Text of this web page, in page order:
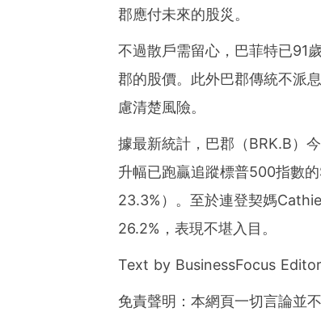
郡應付未來的股災。
不過散戶需留心，巴菲特已91
郡的股價。此外巴郡傳統不派
慮清楚風險。
據最新統計，巴郡（BRK.B）
升幅已跑贏追蹤標普500指數
23.3%）。至於連登契媽
26.2%，表現不堪入目。
Text by BusinessFocus
免責聲明：本網頁一切言論並